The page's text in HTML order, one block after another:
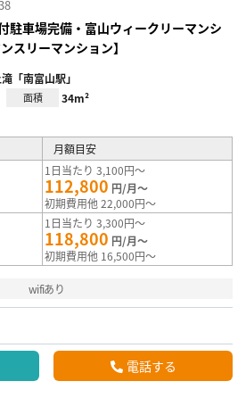
駐車場完備・富山ウィークリーマンシ
スリーマンション】
「南富山駅」
面積 34m²
月額目安
1日当たり 3,100円～
112,800 円/月～
初期費用他 22,000円～
1日当たり 3,300円～
118,800 円/月～
初期費用他 16,500円～
wifiあり
電話する